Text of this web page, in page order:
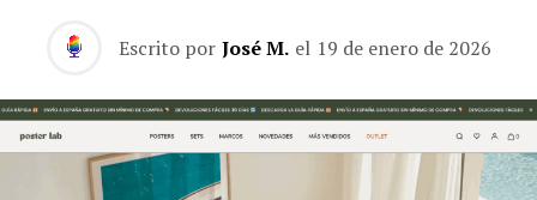
Escrito por José M. el 19 de enero de 2026